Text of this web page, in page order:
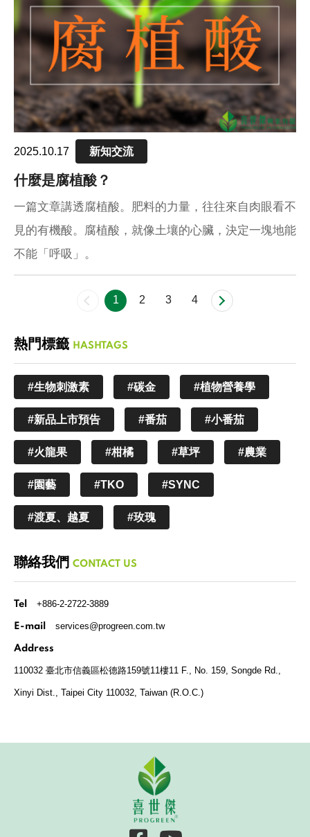
2025.10.17 新知交流
什麼是腐植酸？
一篇文章講透腐植酸。肥料的力量，往往來自肉眼看不
見的有機酸。腐植酸，就像土壤的心臟，決定一塊地能
不能「呼吸」。
1 2 3 4
熱門標籤 HASHTAGS
#生物刺激素 #碳金 #植物營養學
#新品上市預告 #番茄 #小番茄
#火龍果 #柑橘 #草坪 #農業
#園藝 #TKO #SYNC
#渡夏、越夏 #玫瑰
聯絡我們 CONTACT US
Tel +886-2-2722-3889
E-mail services@progreen.com.tw
Address
110032 臺北市信義區松德路159號11樓11 F., No. 159, Songde Rd.,
Xinyi Dist., Taipei City 110032, Taiwan (R.O.C.)